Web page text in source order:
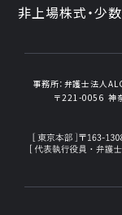
非上場株式・少
事務所： 弁護士法人
〒221-0056 神